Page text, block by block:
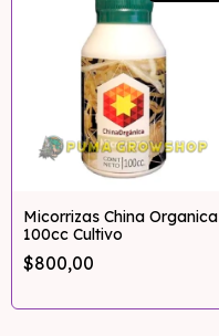
Micorrizas China Organica
100cc Cultivo
$800,00